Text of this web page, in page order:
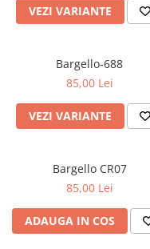
VEZI VARIANTE
Bargello-688
85,00 Lei
VEZI VARIANTE
Bargello CR07
85,00 Lei
ADAUGA IN COS